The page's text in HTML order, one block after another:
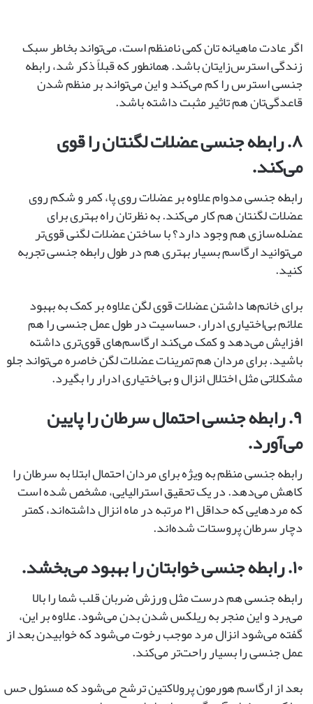
اگر عادت‌ ماهیانه‌ تان کمی نامنظم است، می‌تواند بخاطر سبک
زندگی استرس‌زایتان باشد. همانطور که قبلاً ذکر شد، رابطه‌
جنسی استرس را کم می‌کند و این می‌تواند بر منظم شدن
قاعدگی‌تان هم تاثیر مثبت داشته باشد.
۸. رابطه ‌جنسی عضلات لگنتان را قوی‌
می‌کند.
رابطه‌ جنسی مدوام علاوه بر عضلات روی پا، کمر و شکم روی
عضلات لگنتان هم کار می‌کند. به نظرتان راه بهتری برای
عضله‌سازی هم وجود دارد؟ با ساختن عضلات لگنی قوی‌تر
می‌توانید ارگاسم بسیار بهتری هم در طول رابطه ‌جنسی تجربه
کنید.
برای خانم‌ها داشتن عضلات قوی لگن علاوه بر کمک به بهبود
علائم بی‌اختیاری ادرار، حساسیت در طول عمل جنسی را هم
افزایش می‌دهد و کمک می‌کند ارگاسم‌های قوی‌تری داشته
باشید. برای مردان هم تمرینات عضلات لگن خاصره می‌تواند جلو
مشکلاتی مثل اختلال انزال و بی‌اختیاری ادرار را بگیرد.
۹. رابطه ‌جنسی احتمال سرطان را پایین
می‌آورد.
رابطه‌ جنسی منظم به ویژه برای مردان احتمال ابتلا به سرطان را
کاهش می‌دهد. در یک تحقیق استرالیایی، مشخص شده است
که مردهایی که حداقل ۲۱ مرتبه در ماه انزال داشته‌اند، کمتر
دچار سرطان پروستات شده‌اند.
۱۰. رابطه‌ جنسی خوابتان را بهبود می‌بخشد.
رابطه ‌جنسی هم درست مثل ورزش ضربان قلب شما را بالا
می‌برد و این منجر به ریلکس شدن بدن می‌شود. علاوه بر این،
گفته می‌شود انزال مرد موجب رخوت می‌شود که خوابیدن بعد از
عمل جنسی را بسیار راحت‌تر می‌کند.
بعد از ارگاسم هورمون پرولاکتین ترشح می‌شود که مسئول حس